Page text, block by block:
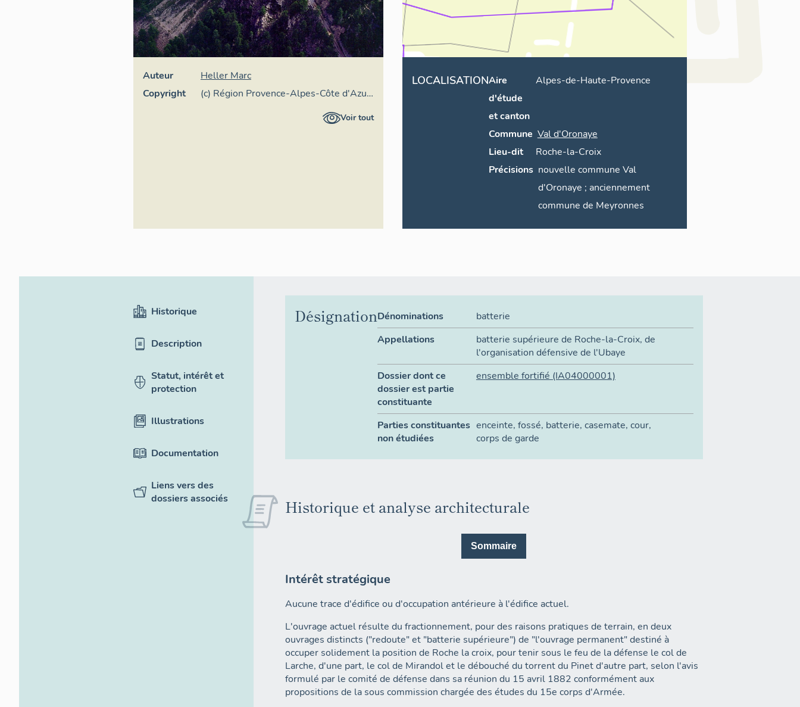
Auteur
Heller Marc
Copyright
(c) Région Provence-Alpes-Côte d'Azur
Voir tout
LOCALISATIONAire
d'étude
et canton
Alpes-de-Haute-Provence
Commune Val d'Oronaye
Lieu-dit
Roche-la-Croix
Précisions nouvelle commune Val
d'Oronaye ; anciennement
commune de Meyronnes
Historique
Description
Statut, intérêt et
protection
Illustrations
Documentation
Liens vers des
dossiers associés
DésignationDénominations
batterie
Appellations
batterie supérieure de Roche-la-Croix, de
l'organisation défensive de l'Ubaye
Dossier dont ce
dossier est partie
constituante
ensemble fortifié (IA04000001)
Parties constituantes
non étudiées
enceinte, fossé, batterie, casemate, cour,
corps de garde
Historique et analyse architecturale
Sommaire
Intérêt stratégique
Aucune trace d'édifice ou d'occupation antérieure à l'édifice actuel.
L'ouvrage actuel résulte du fractionnement, pour des raisons pratiques de terrain, en deux
ouvrages distincts ("redoute" et "batterie supérieure") de "l'ouvrage permanent" destiné à
occuper solidement la position de Roche la croix, pour tenir sous le feu de la défense le col de
Larche, d'une part, le col de Mirandol et le débouché du torrent du Pinet d'autre part, selon l'avis
formulé par le comité de défense dans sa réunion du 15 avril 1882 conformément aux
propositions de la sous commission chargée des études du 15e corps d'Armée.